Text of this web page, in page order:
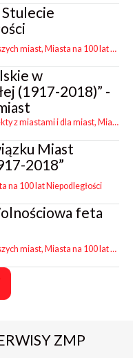
Stulecie
miast Miasta na 100 lat Niepodległości
w
(1917-2018)” -
z miastami i dla miast Miasta na 100 lat Niepodległości
Miast
2018”
na 100 lat Niepodległości
feta
miast Miasta na 100 lat Niepodległości
ZMP